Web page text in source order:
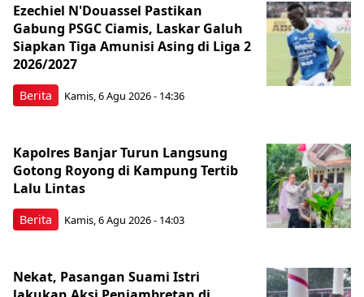
Berita
Ezechiel N'Douassel Pastikan
Gabung PSGC Ciamis, Laskar Galuh
Siapkan Tiga Amunisi Asing di Liga 2
2026/2027
Kamis, 6 Agu 2026 - 14:36
Berita
Kapolres Banjar Turun Langsung
Gotong Royong di Kampung Tertib
Lalu Lintas
Kamis, 6 Agu 2026 - 14:03
Nekat, Pasangan Suami Istri